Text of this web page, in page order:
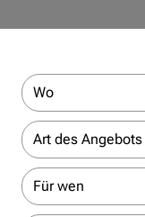
Wo
Art des Angebots
Für wen